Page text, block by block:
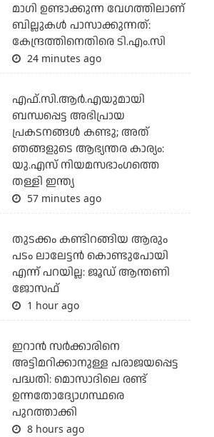
മാഗി ഉണ്ടാക്കുന്ന വേഗത്തിലാണ്
ബില്ലുകള്‍ പാസാക്കുന്നത്:
കേന്ദ്രത്തിനെതിരെ ടി.എം.സി
24 minutes ago
എഫ്.സി.ആര്‍.എയുമായി
ബന്ധപ്പെട്ട അഭിപ്രായ
പ്രകടനങ്ങള്‍ കണ്ടു; അത്
ഞങ്ങളുടെ ആഭ്യന്തര കാര്യം:
യു.എസ് നിയമസഭാംഗത്തെ
തള്ളി ഇന്ത്യ
57 minutes ago
തുടക്കം കണ്ടിറങ്ങിയ ആരും
പടം ലാലേട്ടൻ കൊണ്ടുപോയി
എന്ന് പറയില്ല: ജൂഡ് ആന്തണി
ജോസഫ്
1 hour ago
ഇറാന്‍ സര്‍ക്കാരിനെ
അട്ടിമറിക്കാനുള്ള പരാജയപ്പെട്ട
പദ്ധതി: മൊസാദിലെ രണ്ട്
ഉന്നതോദ്യോഗസ്ഥരെ
പുറത്താക്കി
8 hours ago